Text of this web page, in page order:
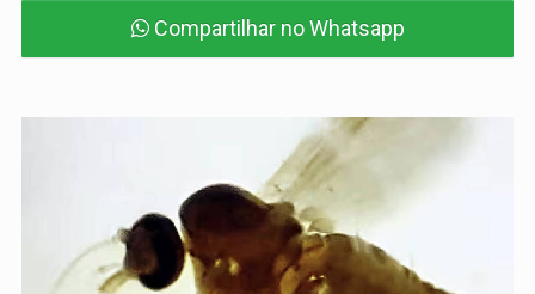
Compartilhar no Whatsapp